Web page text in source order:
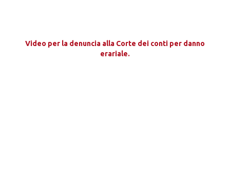
Video per la denuncia alla Corte dei conti per danno
erariale.